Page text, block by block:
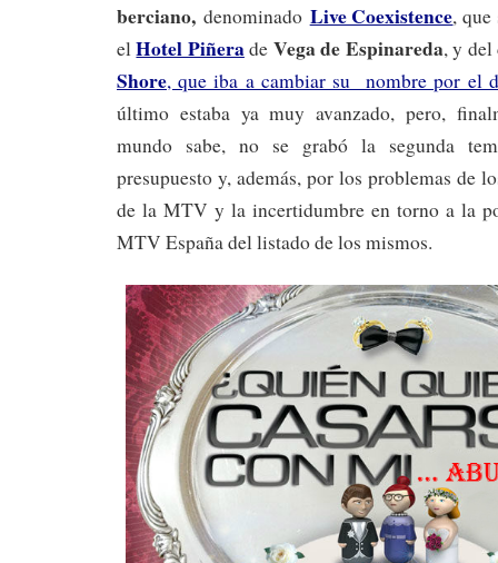
berciano, denominado Live Coexistence, que
elHotel Piñerade Vega de Espinareda, y
Shore, que iba a cambiar su nombre por el
último estaba ya muy avanzado, pero,
mundo sabe, no se grabó la segunda
presupuesto y, además, por los problemas de
de la MTV y la incertidumbre en torno a la
MTV España del listado de los mismos.